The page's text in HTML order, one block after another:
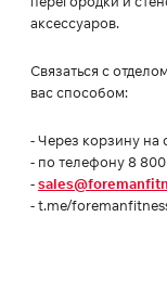
аксессуаров.
Связаться с
вас способом:
- Через корзину на
- по телефону 8
-
- t.me/